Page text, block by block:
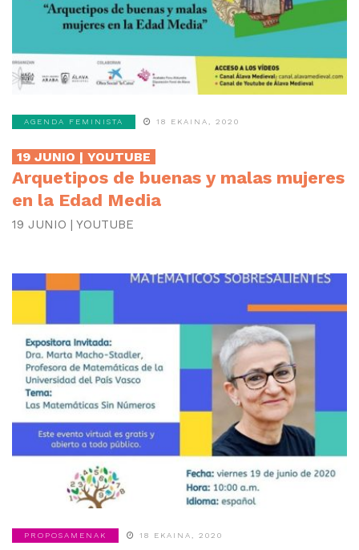
AGENDA FEMINISTA 18 EKAINA, 2020
19 JUNIO | YOUTUBE
Arquetipos de buenas y malas mujeres
en la Edad Media
19 JUNIO | YOUTUBE
PROPOSAMENAK 18 EKAINA, 2020